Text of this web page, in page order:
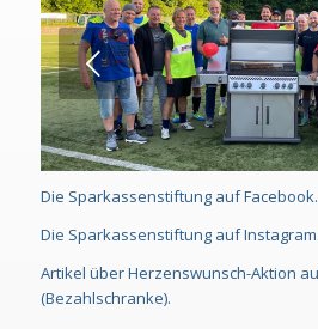
Weiter
Die Sparkassenstiftung auf Facebook.
Die Sparkassenstiftung auf Instagram.
Artikel über Herzenswunsch-Aktion
(Bezahlschranke).